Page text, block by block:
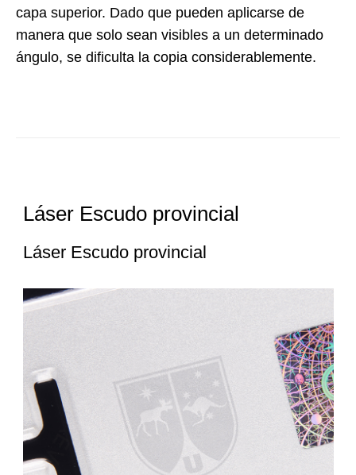
capa superior. Dado que pueden aplicarse de
manera que solo sean visibles a un determinado
ángulo, se dificulta la copia considerablemente.
Láser Escudo provincial
Láser Escudo provincial